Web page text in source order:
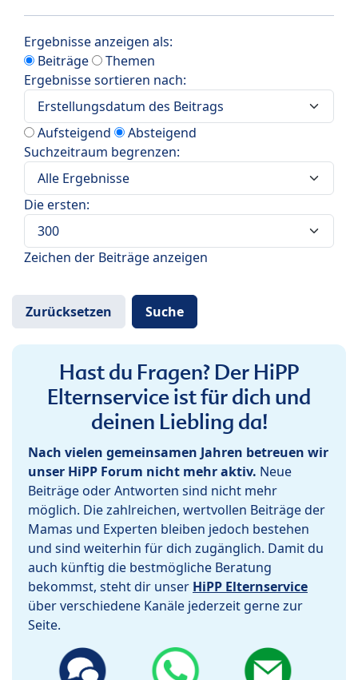
Ergebnisse anzeigen als:
Beiträge
Themen
Ergebnisse sortieren nach:
Aufsteigend
Absteigend
Suchzeitraum begrenzen:
Die ersten:
Zeichen der Beiträge anzeigen
Hast du Fragen? Der HiPP
Elternservice ist für dich und
deinen Liebling da!
Nach vielen gemeinsamen Jahren betreuen wir
unser HiPP Forum nicht mehr aktiv. Neue
Beiträge oder Antworten sind nicht mehr
möglich. Die zahlreichen, wertvollen Beiträge der
Mamas und Experten bleiben jedoch bestehen
und sind weiterhin für dich zugänglich. Damit du
auch künftig die bestmögliche Beratung
bekommst, steht dir unser HiPP Elternservice
über verschiedene Kanäle jederzeit gerne zur
Seite.